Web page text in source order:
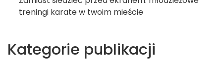
treningi karate w twoim mieście
Kategorie publikacji